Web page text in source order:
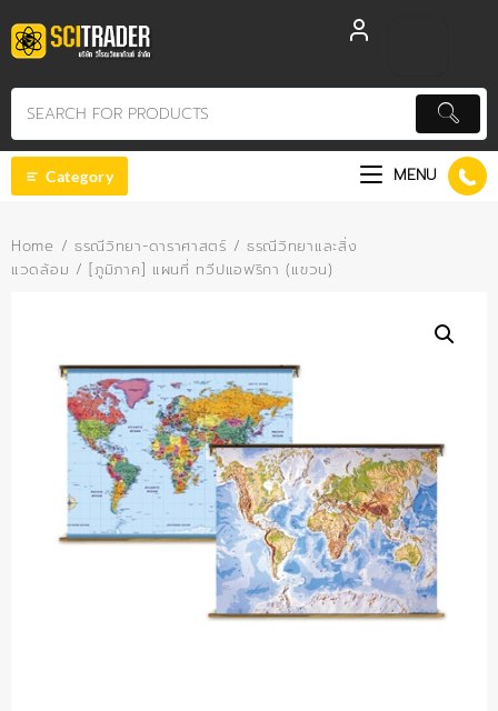
to
content
Category MENU
Home / ธรณีวิทยา-ดาราศาสตร์ / ธรณีวิทยาและสิ่ง
แวดล้อม / [ภูมิภาค] แผนที่ ทวีปแอฟริกา (แขวน)